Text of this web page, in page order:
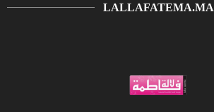
LALLAFATEMA.MA